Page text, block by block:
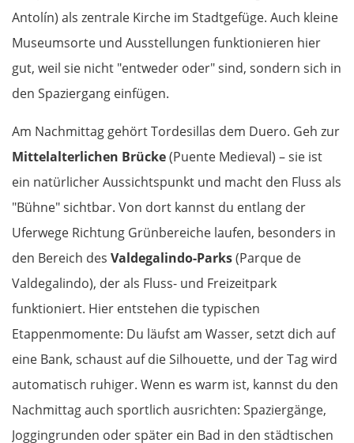
Antolín) als zentrale Kirche im Stadtgefüge. Auch kleine
Museumsorte und Ausstellungen funktionieren hier
gut, weil sie nicht "entweder oder" sind, sondern sich in
den Spaziergang einfügen.
Am Nachmittag gehört Tordesillas dem Duero. Geh zur
Mittelalterlichen Brücke(Puente Medieval) – sie ist
ein natürlicher Aussichtspunkt und macht den Fluss als
"Bühne" sichtbar. Von dort kannst du entlang der
Uferwege Richtung Grünbereiche laufen, besonders in
den Bereich des Valdegalindo-Parks(Parque de
Valdegalindo), der als Fluss- und Freizeitpark
funktioniert. Hier entstehen die typischen
Etappenmomente: Du läufst am Wasser, setzt dich auf
eine Bank, schaust auf die Silhouette, und der Tag wird
automatisch ruhiger. Wenn es warm ist, kannst du den
Nachmittag auch sportlich ausrichten: Spaziergänge,
Joggingrunden oder später ein Bad in den städtischen